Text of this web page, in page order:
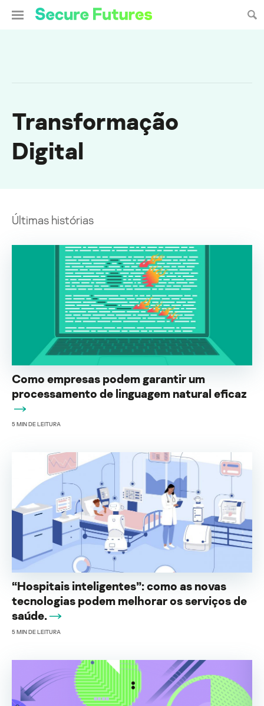
Transformação
Digital
Últimas histórias
Como empresas podem garantir um
processamento de linguagem natural eficaz
5MIN DE LEITURA
“Hospitais inteligentes”: como as novas
tecnologias podem melhorar os serviços de
saúde.
5MIN DE LEITURA